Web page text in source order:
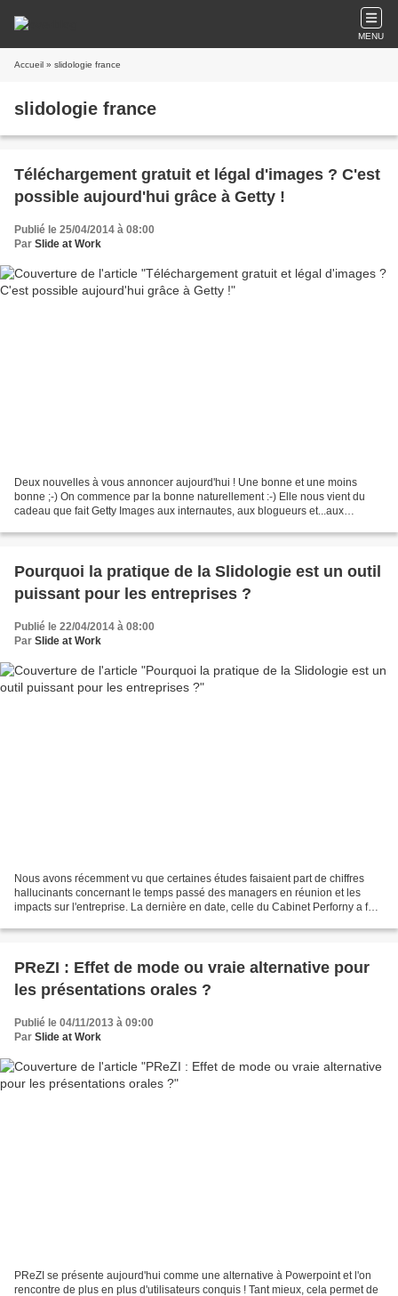
MENU
Accueil » slidologie france
slidologie france
Téléchargement gratuit et légal d'images ? C'est
possible aujourd'hui grâce à Getty !
Publié le 25/04/2014 à 08:00
Par Slide at Work
Deux nouvelles à vous annoncer aujourd'hui ! Une bonne et une moins
bonne ;-) On commence par la bonne naturellement :-) Elle nous vient du
cadeau que fait Getty Images aux internautes, aux blogueurs et...aux
Pourquoi la pratique de la Slidologie est un outil
puissant pour les entreprises ?
Publié le 22/04/2014 à 08:00
Par Slide at Work
Nous avons récemment vu que certaines études faisaient part de chiffres
hallucinants concernant le temps passé des managers en réunion et les
impacts sur l'entreprise. La dernière en date, celle du Cabinet Perforny a fait
PReZI : Effet de mode ou vraie alternative pour
les présentations orales ?
Publié le 04/11/2013 à 09:00
Par Slide at Work
PReZI se présente aujourd'hui comme une alternative à Powerpoint et l'on
rencontre de plus en plus d'utilisateurs conquis ! Tant mieux, cela permet de